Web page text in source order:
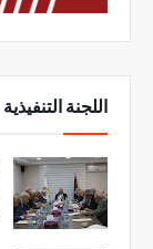
اللجنة التنفيذية